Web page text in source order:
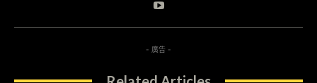
- 廣告 -